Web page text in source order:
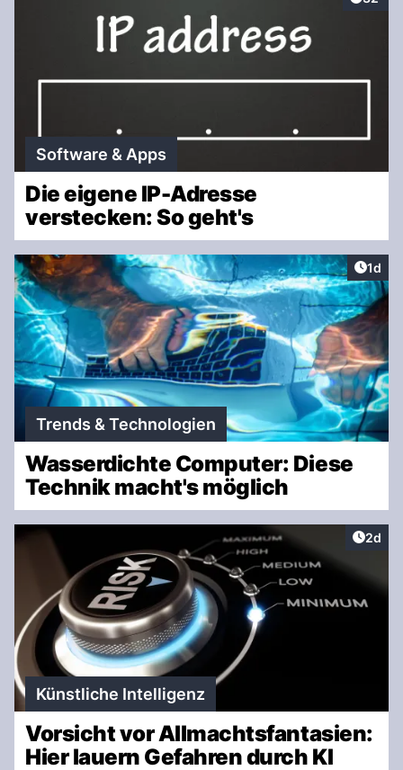
Software & Apps
Die eigene IP-Adresse
verstecken: So geht's
1d
Trends & Technologien
Wasserdichte Computer: Diese
Technik macht's möglich
2d
Künstliche Intelligenz
Vorsicht vor Allmachtsfantasien:
Hier lauern Gefahren durch KI